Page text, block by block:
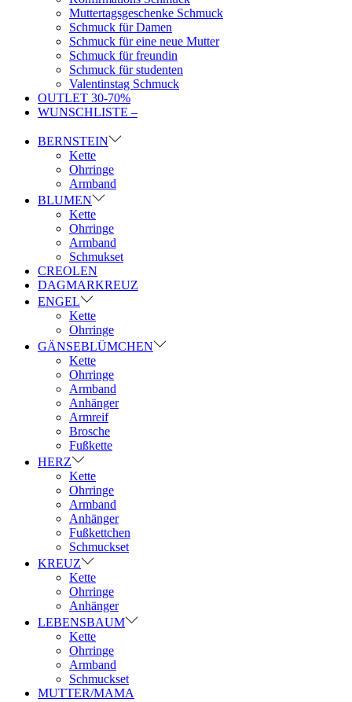
Muttertagsgeschenke Schmuck
Schmuck für Damen
Schmuck für eine neue Mutter
Schmuck für freundin
Schmuck für studenten
Valentinstag Schmuck
OUTLET 30-70%
WUNSCHLISTE –
BERNSTEIN
Kette
Ohrringe
Armband
BLUMEN
Kette
Ohrringe
Armband
Schmukset
CREOLEN
DAGMARKREUZ
ENGEL
Kette
Ohrringe
GÄNSEBLÜMCHEN
Kette
Ohrringe
Armband
Anhänger
Armreif
Brosche
Fußkette
HERZ
Kette
Ohrringe
Armband
Anhänger
Fußkettchen
Schmuckset
KREUZ
Kette
Ohrringe
Anhänger
LEBENSBAUM
Kette
Ohrringe
Armband
Schmuckset
MUTTER/MAMA